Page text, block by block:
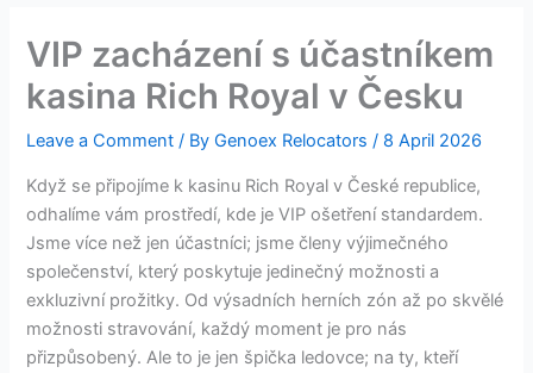
VIP zacházení s účastníkem
kasina Rich Royal v Česku
Leave a Comment / ByGenoex Relocators/ 8 April 2026
Když se připojíme k kasinu Rich Royal v České republice,
odhalíme vám prostředí, kde je VIP ošetření standardem.
Jsme více než jen účastníci; jsme členy výjimečného
společenství, který poskytuje jedinečný možnosti a
exkluzivní prožitky. Od výsadních herních zón až po skvělé
možnosti stravování, každý moment je pro nás
přizpůsobený. Ale to je jen špička ledovce; na ty, kteří